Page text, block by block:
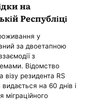
на
Республіці
у
за двоетапною
з
Відомство
візу резидента RS
на 60 днів і
міграційного